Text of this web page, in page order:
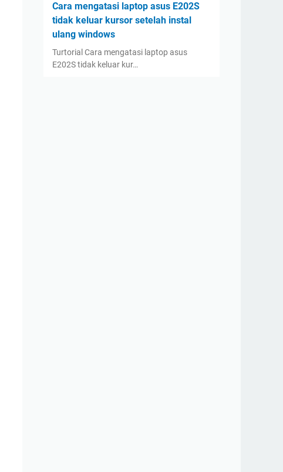
Cara mengatasi laptop asus E202S
tidak keluar kursor setelah instal
ulang windows
Turtorial Cara mengatasi laptop asus
E202S tidak keluar kur…